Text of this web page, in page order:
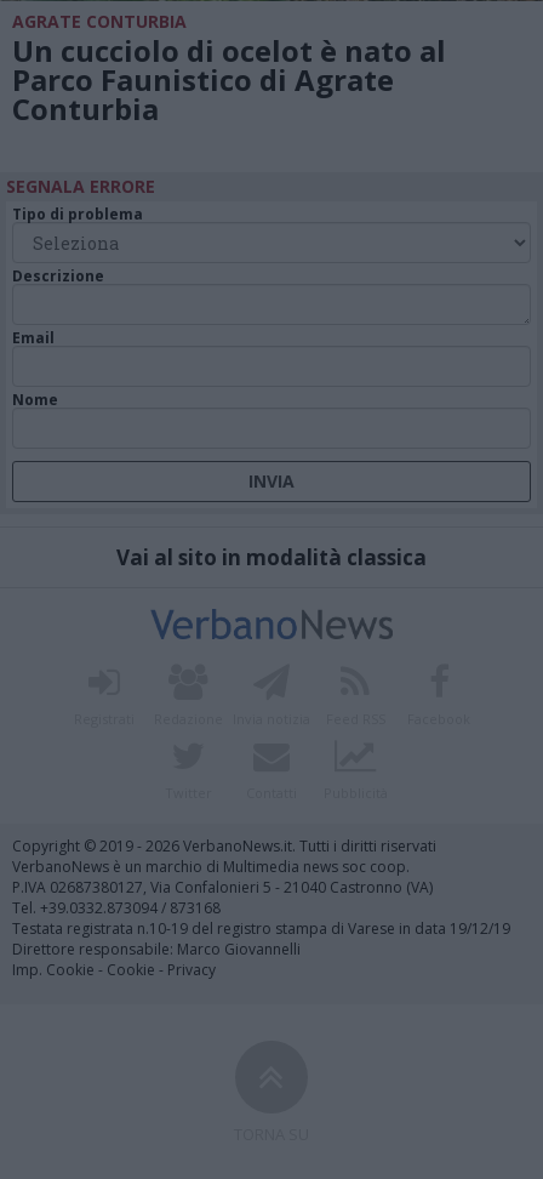
AGRATE CONTURBIA
Un cucciolo di ocelot è nato al
Parco Faunistico di Agrate
Conturbia
SEGNALA ERRORE
Tipo di problema
Descrizione
Email
Nome
Vai al sito in modalità classica
Copyright © 2019 - 2026 VerbanoNews.it. Tutti i diritti riservati
VerbanoNews è un marchio di Multimedia news soc coop.
P.IVA 02687380127, Via Confalonieri 5 - 21040 Castronno (VA)
Tel. +39.0332.873094 / 873168
Testata registrata n.10-19 del registro stampa di Varese in data 19/12/19
Direttore responsabile: Marco Giovannelli
Imp. Cookie - Cookie - Privacy